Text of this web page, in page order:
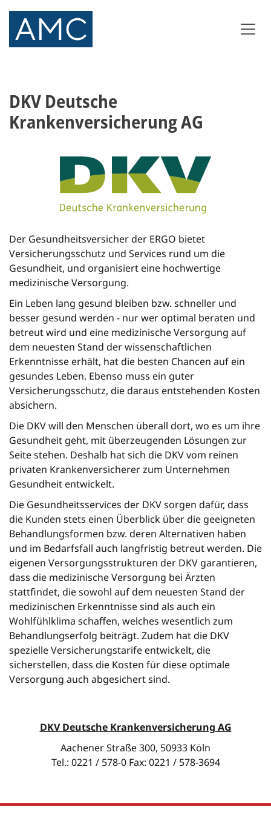
DKV Deutsche
Krankenversicherung AG
Der Gesundheitsversicher der ERGO bietet
Versicherungsschutz und Services rund um die
Gesundheit, und organisiert eine hochwertige
medizinische Versorgung.
Ein Leben lang gesund bleiben bzw. schneller und
besser gesund werden - nur wer optimal beraten und
betreut wird und eine medizinische Versorgung auf
dem neuesten Stand der wissenschaftlichen
Erkenntnisse erhält, hat die besten Chancen auf ein
gesundes Leben. Ebenso muss ein guter
Versicherungsschutz, die daraus entstehenden Kosten
absichern.
Die DKV will den Menschen überall dort, wo es um ihre
Gesundheit geht, mit überzeugenden Lösungen zur
Seite stehen. Deshalb hat sich die DKV vom reinen
privaten Krankenversicherer zum Unternehmen
Gesundheit entwickelt.
Die Gesundheitsservices der DKV sorgen dafür, dass
die Kunden stets einen Überblick über die geeigneten
Behandlungsformen bzw. deren Alternativen haben
und im Bedarfsfall auch langfristig betreut werden. Die
eigenen Versorgungsstrukturen der DKV garantieren,
dass die medizinische Versorgung bei Ärzten
stattfindet, die sowohl auf dem neuesten Stand der
medizinischen Erkenntnisse sind als auch ein
Wohlfühlklima schaffen, welches wesentlich zum
Behandlungserfolg beiträgt. Zudem hat die DKV
spezielle Versicherungstarife entwickelt, die
sicherstellen, dass die Kosten für diese optimale
Versorgung auch abgesichert sind.
DKV Deutsche Krankenversicherung AG
Aachener Straße 300, 50933 Köln
Tel.: 0221 / 578-0 Fax: 0221 / 578-3694